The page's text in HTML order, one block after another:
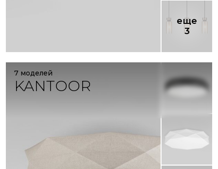
еще
3
7 моделей
KANTOOR